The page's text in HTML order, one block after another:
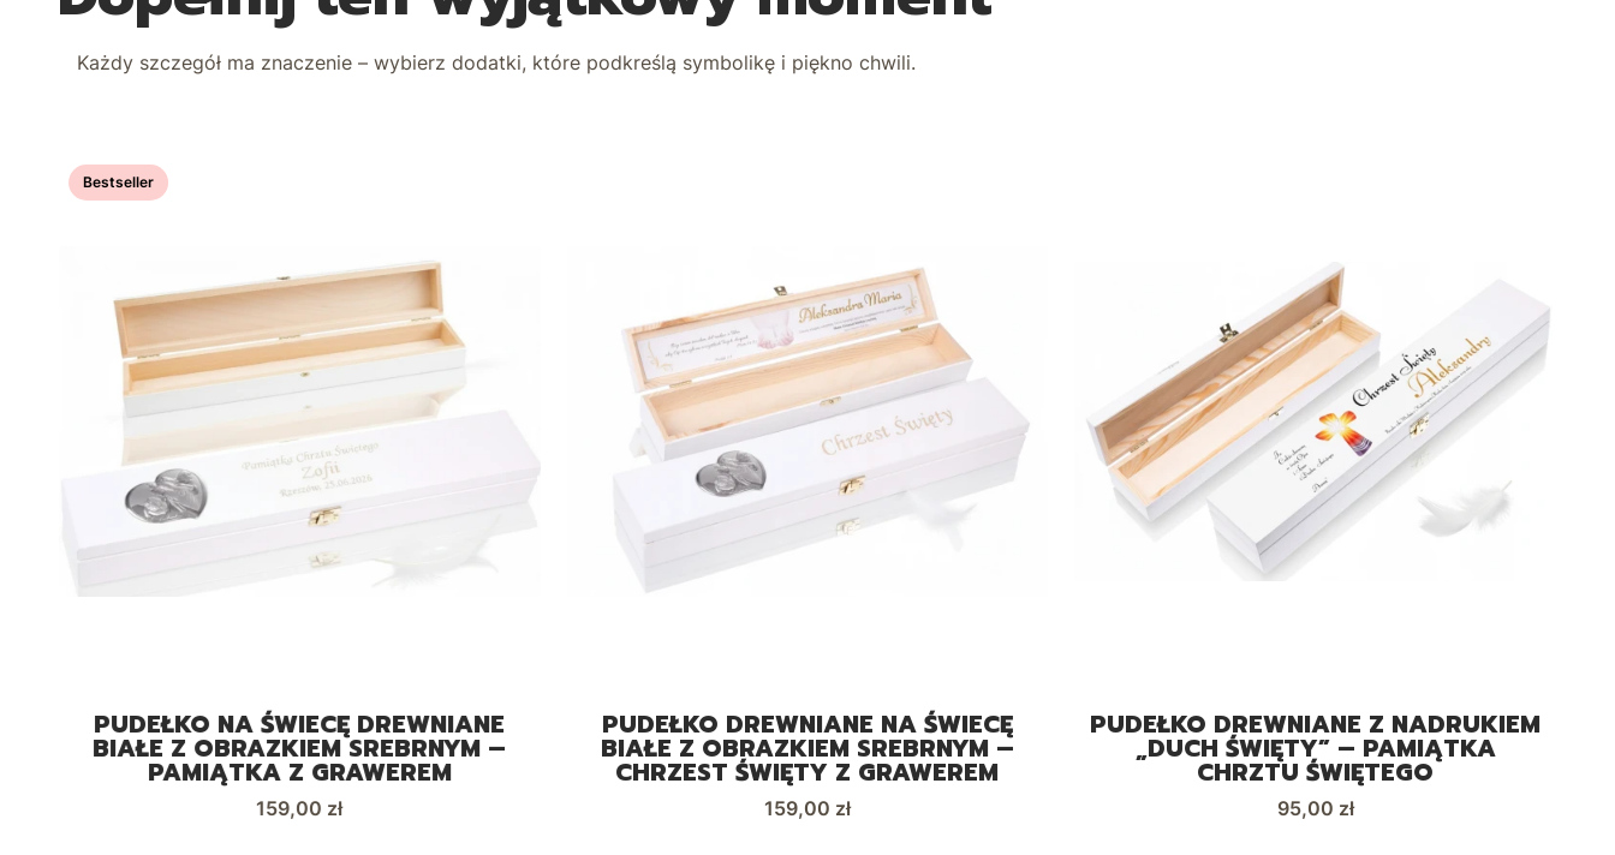
Każdy szczegół ma znaczenie – wybierz dodatki, które podkreślą symbolikę i piękno chwili.
Bestseller
PUDEŁKO NA ŚWIECĘ DREWNIANE
BIAŁE Z OBRAZKIEM SREBRNYM –
PAMIĄTKA Z GRAWEREM
Cena
159,00 zł
PUDEŁKO DREWNIANE NA ŚWIECĘ
BIAŁE Z OBRAZKIEM SREBRNYM –
CHRZEST ŚWIĘTY Z GRAWEREM
Cena
159,00 zł
PUDEŁKO DREWNIANE Z NADRUKIEM
„DUCH ŚWIĘTY” – PAMIĄTKA
CHRZTU ŚWIĘTEGO
Cena
95,00 zł